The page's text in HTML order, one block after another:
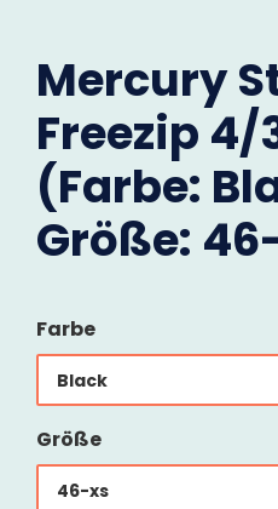
Mercury
Freezip 4/
(Farbe:
Größe:
Farbe
Black
Größe
46-xs